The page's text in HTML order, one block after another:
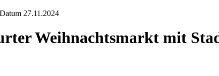
Datum 27.11.2024
Weihnachtsmarkt mit